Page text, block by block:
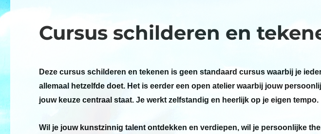
Cursus schilderen en
Deze cursus schilderen en tekenen is geen standaard cursus waarbij je
allemaal hetzelfde doet. Het is eerder een open atelier waarbij jouw
jouw keuze centraal staat. Je werkt zelfstandig en heerlijk op je eigen tempo.
Wil je jouw kunstzinnig talent ontdekken en verdiepen, wil je persoonlijke